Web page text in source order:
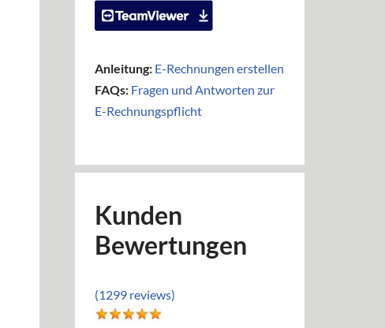
Anleitung: E-Rechnungen erstellen
FAQs: Fragen und Antworten zur
E-Rechnungspflicht
Kunden
Bewertungen
(1299 reviews)